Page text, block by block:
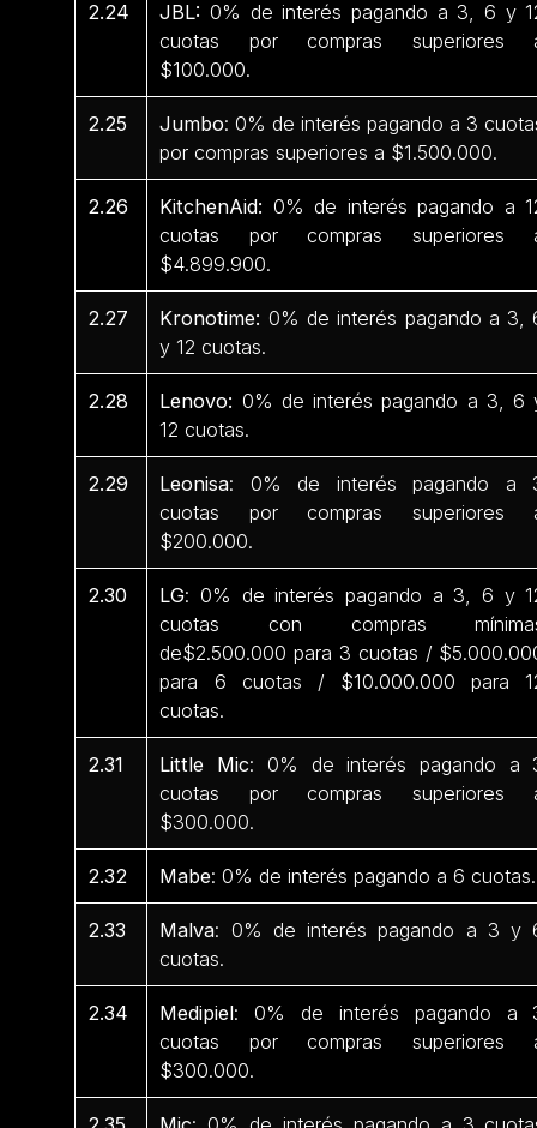
2.24 JBL: 0% de interés pagando a 3, 6 y
cuotas por compras superiores
$100.000.
2.25 Jumbo: 0% de interés pagando a 3
por compras superiores a $1.500.000.
2.26 KitchenAid: 0% de interés pagando a
cuotas por compras superiores
$4.899.900.
2.27 Kronotime: 0% de interés pagando a 3,
y 12 cuotas.
2.28 Lenovo: 0% de interés pagando a 3, 6
12 cuotas.
2.29 Leonisa: 0% de interés pagando a
cuotas por compras superiores
$200.000.
2.30 LG: 0% de interés pagando a 3, 6 y
cuotas con compras
de$2.500.000 para 3 cuotas /
para 6 cuotas / $10.000.000 para
cuotas.
2.31 Little Mic: 0% de interés pagando a
cuotas por compras superiores
$300.000.
2.32 Mabe: 0% de interés pagando a 6 cuotas.
2.33 Malva: 0% de interés pagando a 3 y
cuotas.
2.34 Medipiel: 0% de interés pagando a
cuotas por compras superiores
$300.000.